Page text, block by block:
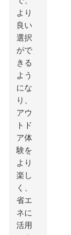
より
良い
選択
がで
きる
よう
にな
り、
アウ
トド
ア体
験を
より
楽し
く、
省エ
ネに
活用